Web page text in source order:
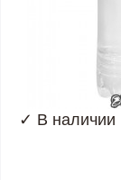
✓ В наличии